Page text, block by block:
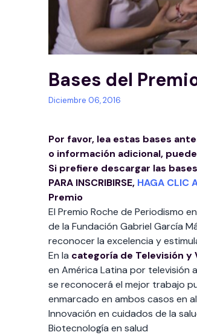
Bases del
Diciembre 06, 2016
Por favor, lea estas bases
o información adicional,
Si prefiere descargar las
PARA INSCRIBIRSE, HAGA CLIC
Premio
El Premio Roche de Periodismo
de la Fundación Gabriel García
reconocer la excelencia y
En la categoría de Televisión y
en América Latina por televisión
se reconocerá el mejor trabajo
enmarcado en ambos casos en
Innovación en cuidados de la
Biotecnología en salud